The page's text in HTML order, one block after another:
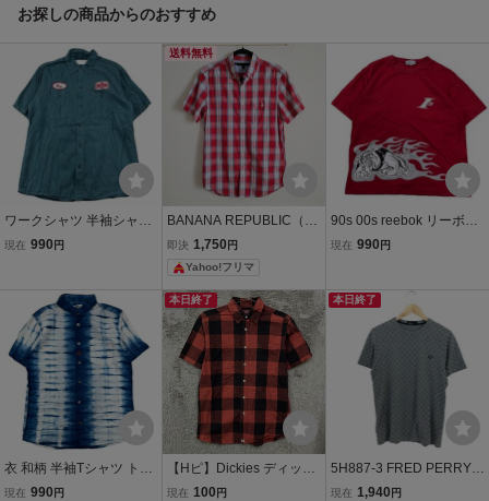
お探しの商品からのおすすめ
ワークシャツ 半袖シャツ
トップス ワッペン 綿10
現在 990 円
送料無料
BANANA REPUBLIC（バ
ナナリパブリック）｜半
袖シャツ｜チェック柄｜
ド×ホワイト
即決 1,750 円
Yahoo!フリマ
90s 00s reebok リーボッ
ク 半袖Tシャツ カットソ
ブルドック メンズ Mサイ
現在 990 円
衣 和柄 半袖Tシャツ トッ
プス グラデーション 綿10
現在 990 円
本日終了
【Hピ】Dickies ディッキ
ーズ 半袖シャツ チェック
現在 100 円
本日終了
5H887-3 FRED PERRY
フレッドペリー 半袖 Tシ
現在 1,940 円